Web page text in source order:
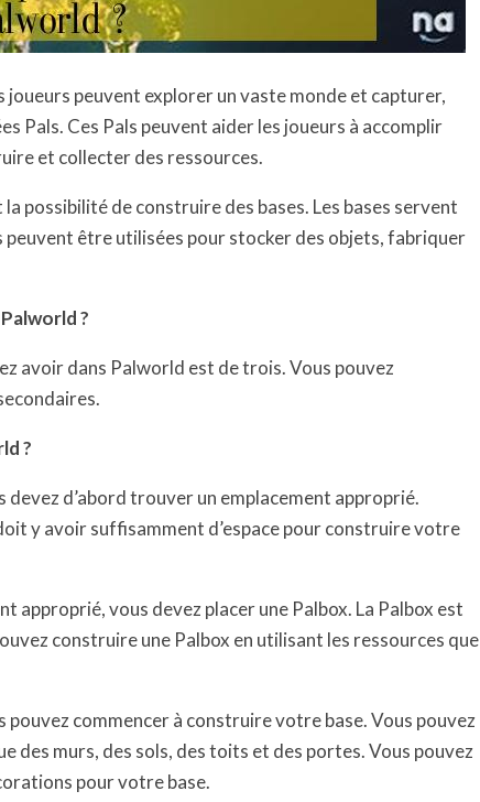
peuvent explorer un vaste monde et capturer,
Pals. Ces Pals peuvent aider les joueurs à accomplir
et collecter des ressources.
possibilité de construire des bases. Les bases servent
peuvent être utilisées pour stocker des objets, fabriquer
?
avoir dans Palworld est de trois. Vous pouvez
?
d’abord trouver un emplacement approprié.
y avoir suffisamment d’espace pour construire votre
approprié, vous devez placer une Palbox. La Palbox est
construire une Palbox en utilisant les ressources que
pouvez commencer à construire votre base. Vous pouvez
des murs, des sols, des toits et des portes. Vous pouvez
pour votre base.